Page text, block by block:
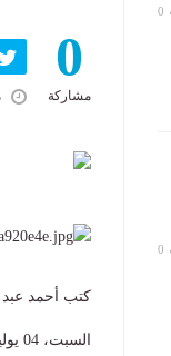
0
0
0
مشاركة
كتب أحمد
السبت، 04 يوليو 2026 06:21 م